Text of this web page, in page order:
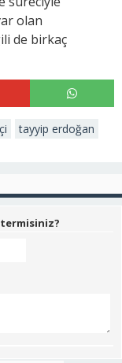
olan
de birkaç
tayyip erdoğan